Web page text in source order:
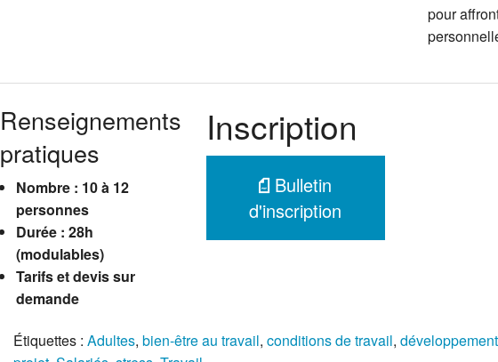
pour
Renseignements
pratiques
Nombre : 10 à 12
personnes
Durée : 28h
(modulables)
Tarifs et devis sur
demande
Inscription
Bulletin
d'inscription
Étiquettes : Adultes, bien-être au travail, conditions de travail,